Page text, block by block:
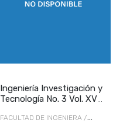
Ingeniería Investigación y
Tecnología No. 3 Vol. XV
FACULTAD DE INGENIERA /